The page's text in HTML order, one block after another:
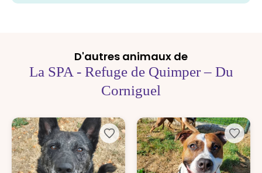
D'autres animaux de
La SPA - Refuge de Quimper – Du
Corniguel